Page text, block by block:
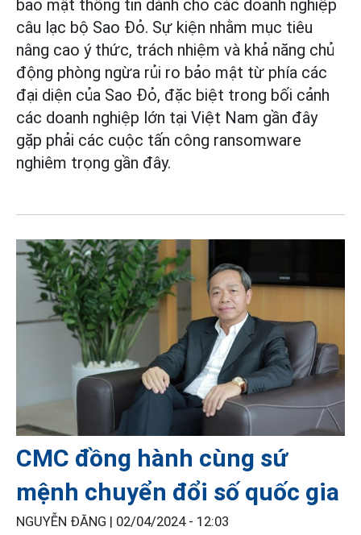
bảo mật thông tin dành cho các doanh nghiệp
câu lạc bộ Sao Đỏ. Sự kiện nhằm mục tiêu
nâng cao ý thức, trách nhiệm và khả năng chủ
động phòng ngừa rủi ro bảo mật từ phía các
đại diện của Sao Đỏ, đặc biệt trong bối cảnh
các doanh nghiệp lớn tại Việt Nam gần đây
gặp phải các cuộc tấn công ransomware
nghiêm trọng gần đây.
CMC đồng hành cùng sứ
mệnh chuyển đổi số quốc gia
NGUYỄN ĐĂNG | 02/04/2024 - 12:03